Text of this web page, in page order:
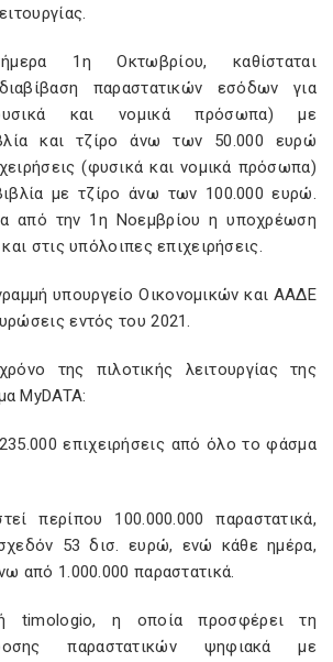
1η Οκτωβρίου, καθίσταται
παραστατικών εσόδων για
και νομικά πρόσωπα) με
και τζίρο άνω των 50.000 ευρώ
(φυσικά και νομικά πρόσωπα)
με τζίρο άνω των 100.000 ευρώ.
από την 1η Νοεμβρίου η υποχρέωση
στις υπόλοιπες επιχειρήσεις.
υπουργείο Οικονομικών και ΑΑΔΕ
εντός του 2021.
της πιλοτικής λειτουργίας της
MyDATA:
επιχειρήσεις από όλο το φάσμα
περίπου 100.000.000 παραστατικά,
53 δισ. ευρώ, ενώ κάθε ημέρα,
από 1.000.000 παραστατικά.
timologio, η οποία προσφέρει τη
παραστατικών ψηφιακά με